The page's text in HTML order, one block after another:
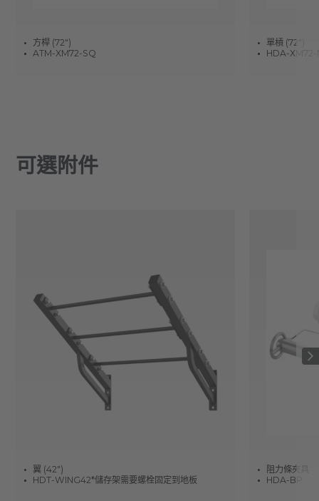
方桿 (72")
ATM-XM72-SQ
單槓 (72")
HDA-XM72-
可選附件
翼 (42")
HDT-WING42*儲存架需要螺栓固定到地板
阻力條夾具
HDA-BP